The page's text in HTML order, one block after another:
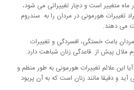
متغییر است و دچار تغییراتی می شود،
تغییرات هورمونی در مردان را به سندروم
می دهند.
باعث خستگی، افسردگی و تغییرات
ملال پیش از قاعدگی زنان شباهت دارد.
این علائم تغییرات هورمونی به طور منظم و
آید و دقیقا مانند زنان است که به آن پریود